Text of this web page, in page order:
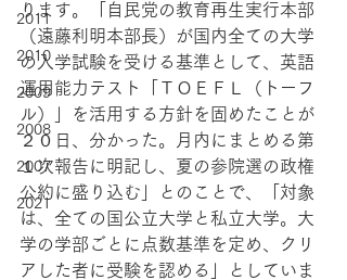
2011
2010
2009
2008
2007
2021
ります。「自民党の教育再生実行本部
（遠藤利明本部長）が国内全ての大学
の入学試験を受ける基準として、英語
運用能力テスト「ＴＯＥＦＬ（トーフ
ル）」を活用する方針を固めたことが
２０日、分かった。月内にまとめる第
１次報告に明記し、夏の参院選の政権
公約に盛り込む」とのことで、「対象
は、全ての国公立大学と私立大学。大
学の学部ごとに点数基準を定め、クリ
アした者に受験を認める」としていま